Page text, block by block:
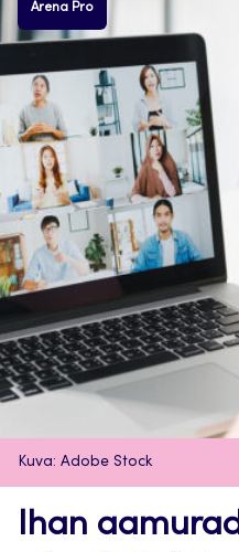
Arena Pro
Kuva: Adobe Stock
Ihan